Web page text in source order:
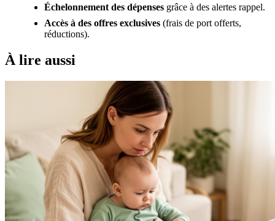
Échelonnement des dépenses grâce à des alertes rappel.
Accès à des offres exclusives (frais de port offerts,
réductions).
À lire aussi